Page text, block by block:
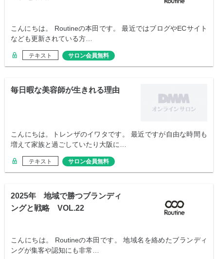
こんにちは。 Routineの本田です。 最近ではブログやECサイト
なども更新されている方…
テキスト サロン会員無料
毎日暇な美容師が生きれる理由
こんにちは。トレンザのイワタです。 最近ですが自由な時間も
増えて家族と過ごしていたり大阪に…
テキスト サロン会員無料
2025年 地域で勝つブランディ
ングと戦略 VOL.22
こんにちは。 Routineの本田です。 地域名を絡めたブランディ
ングが集客や認知にも非常…